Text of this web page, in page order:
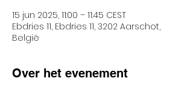
15 jun 2025, 11:00 – 11:45 CEST
Ebdries 11, Ebdries 11, 3202 Aarschot,
België
Over het evenement